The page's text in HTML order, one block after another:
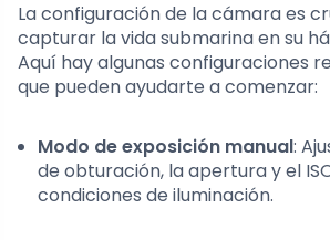
La configuración de la cámara es
capturar la vida submarina en su
Aquí hay algunas configuraciones
que pueden ayudarte a comenzar:
Modo de exposición manual:
de obturación, la apertura y el
condiciones de iluminación.